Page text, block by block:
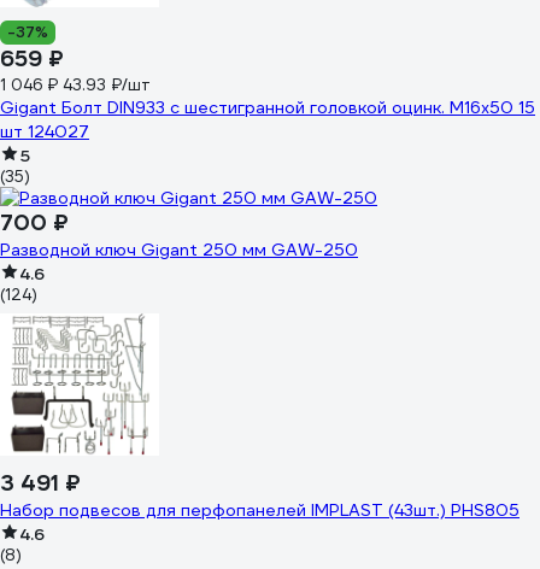
-37%
659 ₽
1 046 ₽ 43.93 ₽/шт
Gigant Болт DIN933 с шестигранной головкой оцинк. М16x50 15
шт 124027
5
(35)
700 ₽
Разводной ключ Gigant 250 мм GAW-250
4.6
(124)
3 491 ₽
Набор подвесов для перфопанелей IMPLAST (43шт.) PHS805
4.6
(8)